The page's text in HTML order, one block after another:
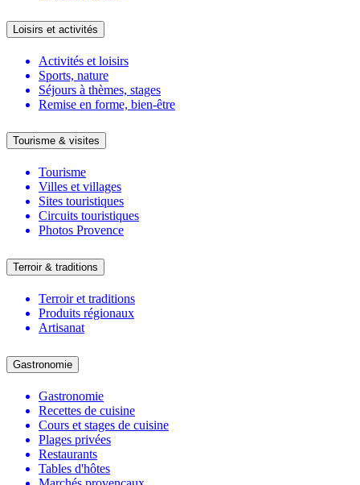
Loisirs et activités
Activités et loisirs
Sports, nature
Séjours à thèmes, stages
Remise en forme, bien-être
Tourisme & visites
Tourisme
Villes et villages
Sites touristiques
Circuits touristiques
Photos Provence
Terroir & traditions
Terroir et traditions
Produits régionaux
Artisanat
Gastronomie
Gastronomie
Recettes de cuisine
Cours et stages de cuisine
Plages privées
Restaurants
Tables d'hôtes